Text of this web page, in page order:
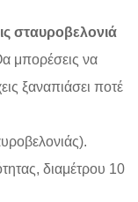
σταυροβελονιά
μπορέσεις να
ξαναπιάσει ποτέ
διαμέτρου 10